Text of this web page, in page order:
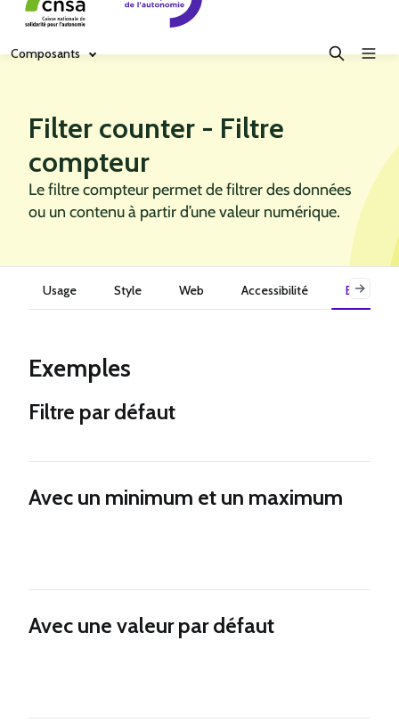
Composants
Filter counter - Filtre
compteur
Le filtre compteur permet de filtrer des données
ou un contenu à partir d’une valeur numérique.
Usage Style Web Accessibilité Exemples
Exemples
Filtre par défaut
Avec un minimum et un maximum
Avec une valeur par défaut